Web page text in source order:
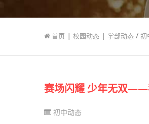
首页 | 校园动态 | 学部动态 / 初
赛场闪耀 少年无双——
初中动态